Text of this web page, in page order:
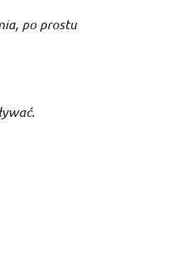
po prostu